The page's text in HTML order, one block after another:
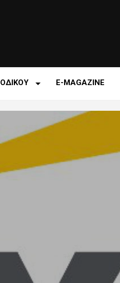
E-MAGAZINE